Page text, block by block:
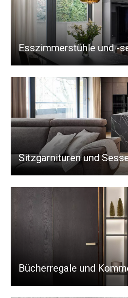
Esszimmerstühle und -
Sitzgarnituren und
Bücherregale und